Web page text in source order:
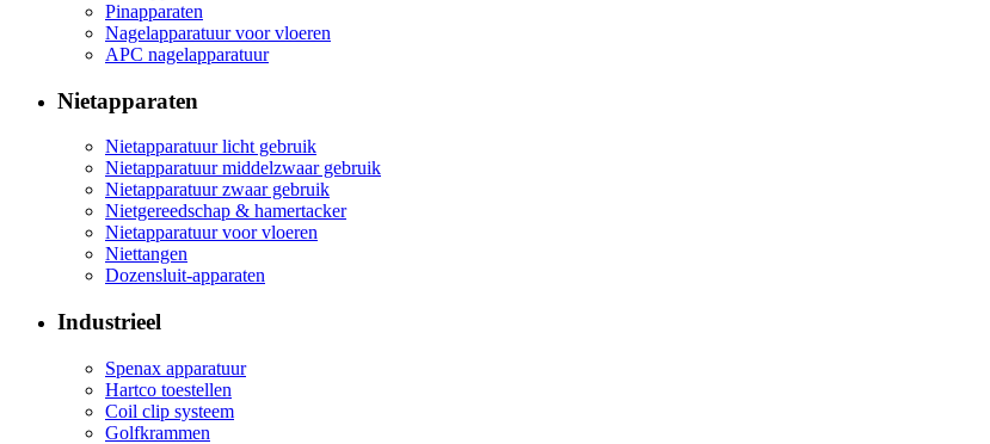
Pinapparaten
Nagelapparatuur voor vloeren
APC nagelapparatuur
Nietapparaten
Nietapparatuur licht gebruik
Nietapparatuur middelzwaar gebruik
Nietapparatuur zwaar gebruik
Nietgereedschap & hamertacker
Nietapparatuur voor vloeren
Niettangen
Dozensluit-apparaten
Industrieel
Spenax apparatuur
Hartco toestellen
Coil clip systeem
Golfkrammen